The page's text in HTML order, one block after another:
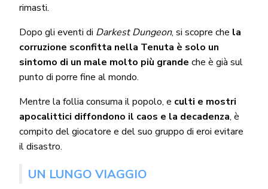
rimasti.
Dopo gli eventi di Darkest Dungeon, si scopre che la
corruzione sconfitta nella Tenuta è solo un
sintomo di un male molto più grande che è già sul
punto di porre fine al mondo.
Mentre la follia consuma il popolo, e culti e mostri
apocalittici diffondono il caos e la decadenza, è
compito del giocatore e del suo gruppo di eroi evitare
il disastro.
UN LUNGO VIAGGIO